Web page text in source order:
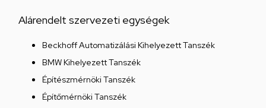
Alárendelt szervezeti egységek
Beckhoff Automatizálási Kihelyezett Tanszék
BMW Kihelyezett Tanszék
Építészmérnöki Tanszék
Építőmérnöki Tanszék